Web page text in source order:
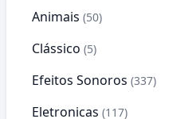
Animais (50)
Clássico (5)
Efeitos Sonoros (337)
Eletronicas (117)